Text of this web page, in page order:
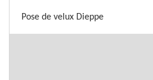
Pose de velux Dieppe